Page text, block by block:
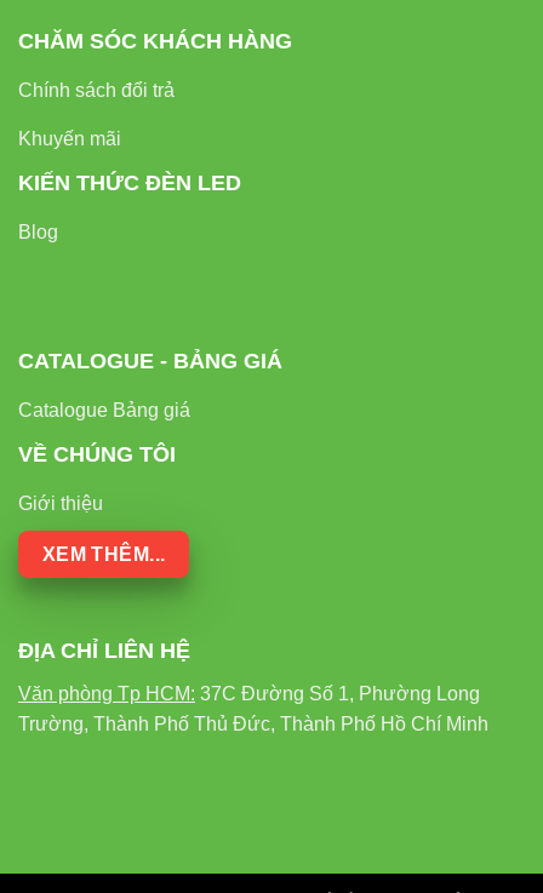
CHĂM SÓC KHÁCH HÀNG
Chính sách đổi trả
Khuyến mãi
KIẾN THỨC ĐÈN LED
Blog
CATALOGUE - BẢNG GIÁ
Catalogue Bảng giá
VỀ CHÚNG TÔI
Giới thiệu
XEM THÊM...
ĐỊA CHỈ LIÊN HỆ
Văn phòng Tp HCM: 37C Đường Số 1, Phường Long
Trường, Thành Phố Thủ Đức, Thành Phố Hồ Chí Minh